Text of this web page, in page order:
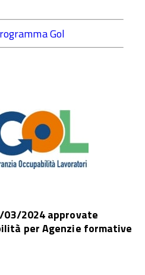
Gol
03/2024 approvate
per Agenzie formative